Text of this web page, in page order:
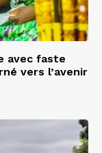
avec faste
vers l’avenir